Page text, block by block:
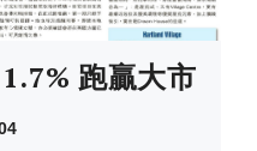
跑贏大市